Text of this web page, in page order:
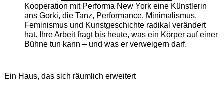
Kooperation mit Performa New York eine Künstlerin
ans Gorki, die Tanz, Performance, Minimalismus,
Feminismus und Kunstgeschichte radikal verändert
hat. Ihre Arbeit fragt bis heute, was ein Körper auf einer
Bühne tun kann – und was er verweigern darf.
Ein Haus, das sich räumlich erweitert